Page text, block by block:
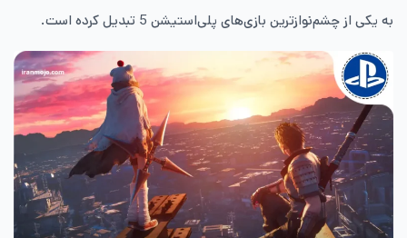
به یکی از چشم‌نوازترین بازی‌های پلی‌استیشن 5 تبدیل کرده است.